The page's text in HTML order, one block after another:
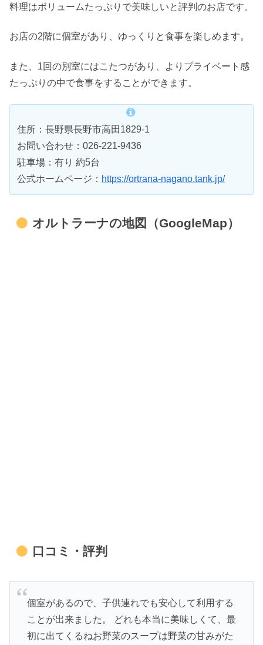
料理はボリュームたっぷりで美味しいと評判のお店です。
お店の2階に個室があり、ゆっくりと食事を楽しめます。
また、1回の別室にはこたつがあり、よりプライベート感
たっぷりの中で食事をすることができます。
住所：長野県長野市高田1829-1
お問い合わせ：026-221-9436
駐車場：有り 約5台
公式ホームページ： https://ortrana-nagano.tank.jp/
オルトラーナの地図（GoogleMap）
口コミ・評判
個室があるので、子供連れでも安心して利用する
ことが出来ました。 どれも本当に美味しくて、最
初に出てくるねお野菜のスープは野菜の甘みがた